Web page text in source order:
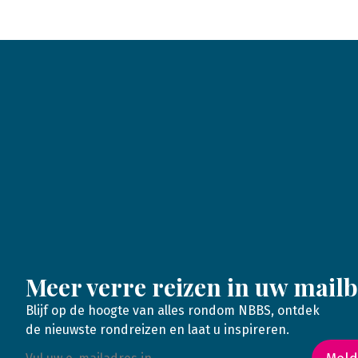
Meer verre reizen in uw
Blijf op de hoogte van alles rondom NBBS, ontdek
de nieuwste rondreizen en laat u inspireren.